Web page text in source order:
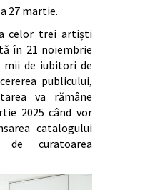
27 martie.
celor trei artiști
în 21 noiembrie
mii de iubitori de
publicului,
va rămâne
2025 când vor
catalogului
de curatoarea